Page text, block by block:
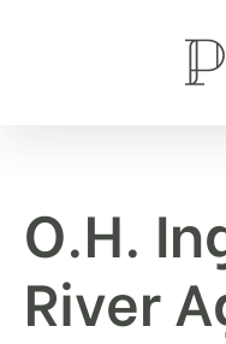
O.H.
River